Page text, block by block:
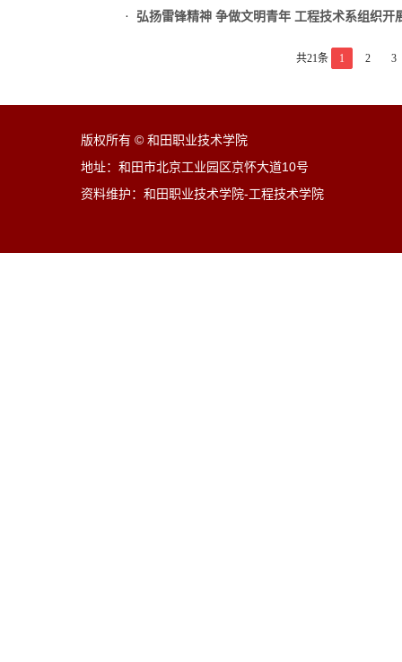
弘扬雷锋精神 争做文明青年 工程技术系组织开
共21条 1 2 3
版权所有 © 和田职业技术学院
地址：和田市北京工业园区京怀大道10号
资料维护：和田职业技术学院-工程技术学院